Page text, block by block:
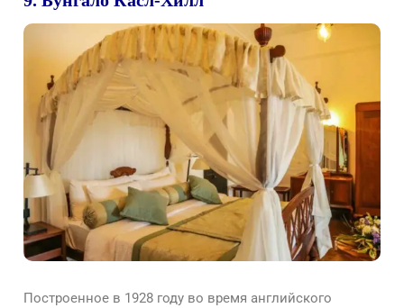
Построенное в 1928 году во время английского